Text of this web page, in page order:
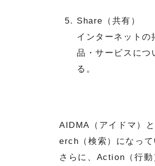
Share（共有）
インターネットの
品・サービスにつ
る。
AIDMA（アイドマ）
erch（検索）になって
さらに、Action（行